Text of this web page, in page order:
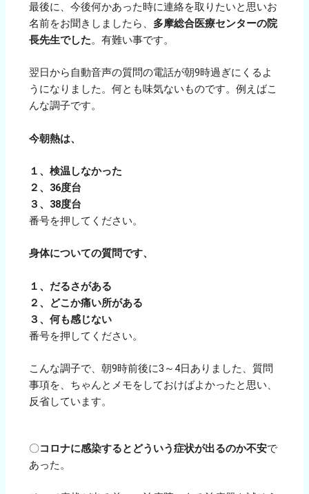
最後に、今後何かあった時に連絡を取りたいと思いお
名前をお聞きしましたら、 多摩総合医療センターの院
長先生でした。有難い事です。
翌日から自動音声の質問の電話が朝9時過ぎにくるよ
うになりました。何とも味気ないものです。例えばこ
んな調子です。
今朝熱は、
１、検温しなかった
２、36度台
３、38度台
番号を押してください。
身体についての質問です、
１、だるさがある
２、どこか痛い所がある
３、何も感じない
番号を押してください。
こんな調子で、朝9時前後に3～4日ありました、質問
事項を、ちゃんとメモをしておけばよかったと思い、
反省しています。
〇コロナに感染するとどういう症状が出るのか不安で
あった。